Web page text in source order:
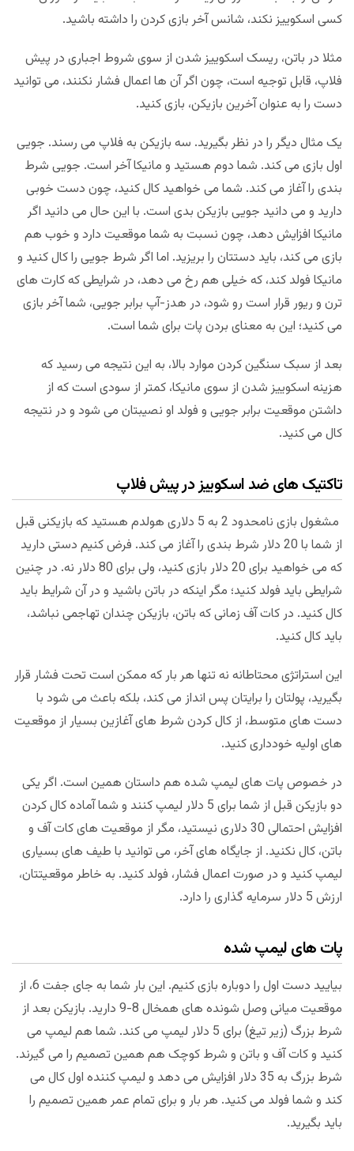
کسی اسکوییز نکند، شانس آخر بازی کردن را داشته باشید.
مثلا در باتن، ریسک اسکوییز شدن از سوی شروط اجباری در پیش
فلاپ، قابل توجیه است، چون اگر آن ها اعمال فشار نکنند، می توانید
دست را به عنوان آخرین بازیکن، بازی کنید.
یک مثال دیگر را در نظر بگیرید. سه بازیکن به فلاپ می رسند. جویی
اول بازی می کند. شما دوم هستید و مانیکا آخر است. جویی شرط
بندی را آغاز می کند. شما می خواهید کال کنید، چون دست خوبی
دارید و می دانید جویی بازیکن بدی است. با این حال می دانید اگر
مانیکا افزایش دهد، چون نسبت به شما موقعیت دارد و خوب هم
بازی می کند، باید دستتان را بریزید. اما اگر شرط جویی را کال کنید و
مانیکا فولد کند، که خیلی هم رخ می دهد، در شرایطی که کارت های
ترن و ریور قرار است رو شود، در هدز-آپ برابر جویی، شما آخر بازی
می کنید؛ این به معنای بردن پات برای شما است.
بعد از سبک سنگین کردن موارد بالا، به این نتیجه می رسید که
هزینه اسکوییز شدن از سوی مانیکا، کمتر از سودی است که از
داشتن موقعیت برابر جویی و فولد او نصیبتان می شود و در نتیجه
کال می کنید.
تاکتیک های ضد اسکوییز در پیش فلاپ
مشغول بازی نامحدود 2 به 5 دلاری هولدم هستید که بازیکنی قبل
از شما با 20 دلار شرط بندی را آغاز می کند. فرض کنیم دستی دارید
که می خواهید برای 20 دلار بازی کنید، ولی برای 80 دلار نه. در چنین
شرایطی باید فولد کنید؛ مگر اینکه در باتن باشید و در آن شرایط باید
کال کنید. در کات آف زمانی که باتن، بازیکن چندان تهاجمی نباشد،
باید کال کنید.
این استراتژی محتاطانه نه تنها هر بار که ممکن است تحت فشار قرار
بگیرید، پولتان را برایتان پس انداز می کند، بلکه باعث می شود با
دست های متوسط، از کال کردن شرط های آغازین بسیار از موقعیت
های اولیه خودداری کنید.
در خصوص پات های لیمپ شده هم داستان همین است. اگر یکی
دو بازیکن قبل از شما برای 5 دلار لیمپ کنند و شما آماده کال کردن
افزایش احتمالی 30 دلاری نیستید، مگر از موقعیت های کات آف و
باتن، کال نکنید. از جایگاه های آخر، می توانید با طیف های بسیاری
لیمپ کنید و در صورت اعمال فشار، فولد کنید. به خاطر موقعیتتان،
ارزش 5 دلار سرمایه گذاری را دارد.
پات های لیمپ شده
بیایید دست اول را دوباره بازی کنیم. این بار شما به جای جفت 6، از
موقعیت میانی وصل شونده های همخال 8-9 دارید. بازیکن بعد از
شرط بزرگ (زیر تیغ) برای 5 دلار لیمپ می کند. شما هم لیمپ می
کنید و کات آف و باتن و شرط کوچک هم همین تصمیم را می گیرند.
شرط بزرگ به 35 دلار افزایش می دهد و لیمپ کننده اول کال می
کند و شما فولد می کنید. هر بار و برای تمام عمر همین تصمیم را
باید بگیرید.